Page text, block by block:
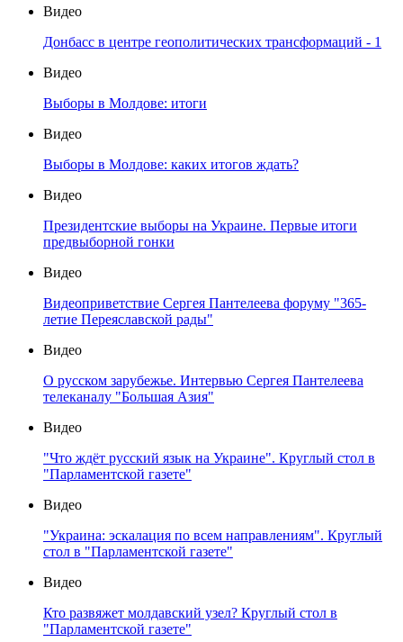
Видео
Донбасс в центре геополитических трансформаций - 1
Видео
Выборы в Молдове: итоги
Видео
Выборы в Молдове: каких итогов ждать?
Видео
Президентские выборы на Украине. Первые итоги
предвыборной гонки
Видео
Видеоприветствие Сергея Пантелеева форуму "365-
летие Переяславской рады"
Видео
О русском зарубежье. Интервью Сергея Пантелеева
телеканалу "Большая Азия"
Видео
"Что ждёт русский язык на Украине". Круглый стол в
"Парламентской газете"
Видео
"Украина: эскалация по всем направлениям". Круглый
стол в "Парламентской газете"
Видео
Кто развяжет молдавский узел? Круглый стол в
"Парламентской газете"